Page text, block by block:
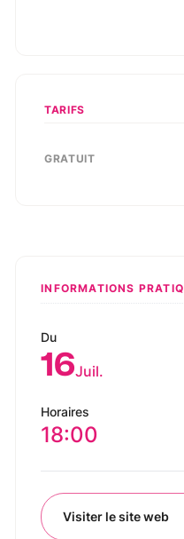
TARIFS
GRATUIT
INFORMATIONS
Du
16Juil.
Horaires
18:00
Visiter le site web